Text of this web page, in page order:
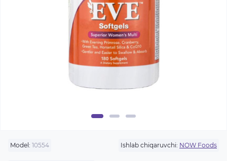
Model: 10554 Ishlab chiqaruvchi: NOW Foods